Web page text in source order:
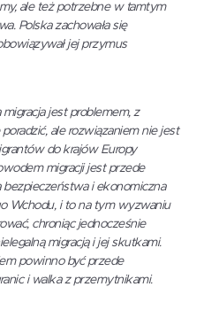
ale też potrzebne w tamtym
Polska zachowała się
jej przymus
jest problemem, z
ale rozwiązaniem nie jest
do krajów Europy
migracji jest przede
i ekonomiczna
Wchodu, i to na tym wyzwaniu
chroniąc jednocześnie
migracją i jej skutkami.
powinno być przede
i walka z przemytnikami.